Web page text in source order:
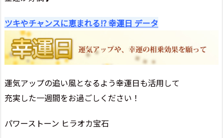
ツキやチャンスに恵まれる!? 幸運日 データ
運気アップの追い風となるよう幸運日も活用して
充実した一週間をお過ごしください！
パワーストーン ヒラオカ宝石